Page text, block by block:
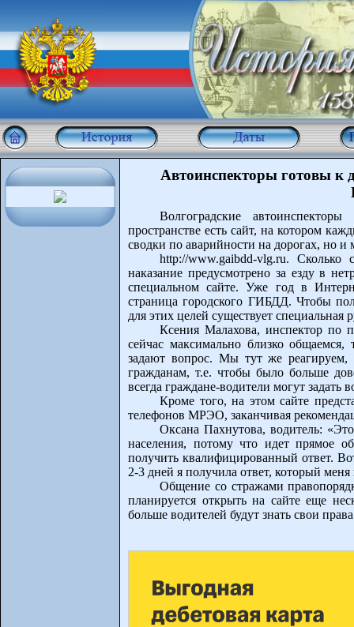
Автоинспекторы готовы к
Волгоградские
пространстве есть сайт, на котором
сводки по аварийности на дорогах, но и
http://www.gaibdd-vlg.ru. Сколько
наказание предусмотрено за езду в
специальном сайте. Уже год в
страница городского ГИБДД. Чтобы
для этих целей существует специальная
Ксения Малахова, инспектор по
сейчас максимально близко общаемся,
задают вопрос. Мы тут же
гражданам, т.е. чтобы было больше
всегда граждане-водители могут задать
Кроме того, на этом сайте
телефонов МРЭО, заканчивая
Оксана Пахнутова, водитель:
населения, потому что идет прямое
получить квалифицированный ответ.
2-3 дней я получила ответ, который
Общение со стражами
планируется открыть на сайте еще
больше водителей будут знать свои